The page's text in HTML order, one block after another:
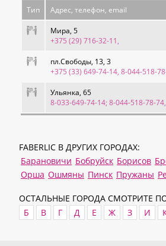
Тип Адрес, телефон, email
Мира, 5
+375 (29) 716-32-11,
пл.Свободы, 13, 3
+375 (33) 649-74-14, 8-044-518-
Ульянка, 65
8-033-649-74-14; 8-044-518-78-74
FABERLIC В ДРУГИХ ГОРОДАХ:
Барановичи Бобруйск Борисов
Орша Ошмяны Пинск Пружаны
ОСТАЛЬНЫЕ ГОРОДА СМОТРИТЕ
Б
В Г Д Е Ж З И